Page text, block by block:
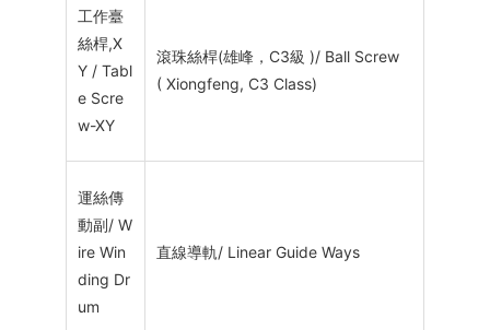
工作臺
絲桿,X
Y / Tabl
e Scre
w-XY
滾珠絲桿(雄峰，C3級 )/ Ball Screw
( Xiongfeng, C3 Class)
運絲傳
動副/ W
ire Win
ding Dr
um
直線導軌/ Linear Guide Ways